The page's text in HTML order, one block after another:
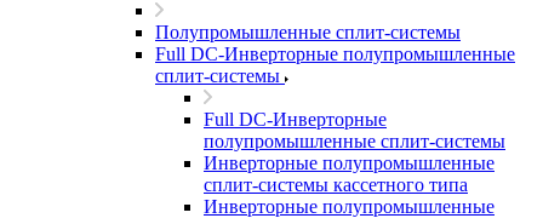
Полупромышленные сплит-системы
Full DC-Инверторные полупромышленные
сплит-системы
Full DC-Инверторные
полупромышленные сплит-системы
Инверторные полупромышленные
сплит-системы кассетного типа
Инверторные полупромышленные